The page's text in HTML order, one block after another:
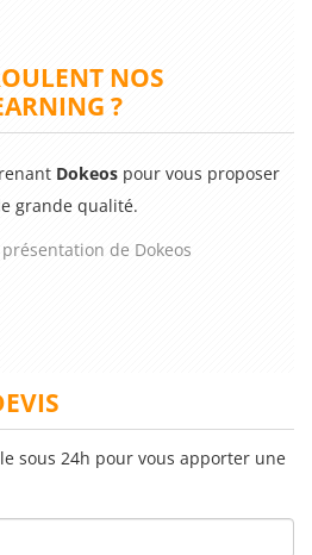
NOS
?
Dokeos pour vous proposer
grande qualité.
de Dokeos
sous 24h pour vous apporter une